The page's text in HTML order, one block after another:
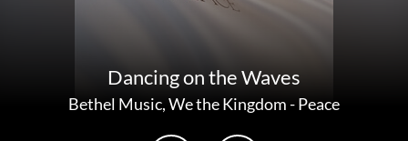
Dancing on the Waves
Bethel Music,We the Kingdom-Peace